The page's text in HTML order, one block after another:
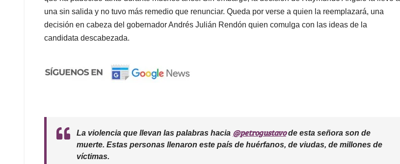
una sin salida y no tuvo más remedio que renunciar. Queda por verse a quien la reemplazará, una
decisión en cabeza del gobernador Andrés Julián Rendón quien comulga con las ideas de la
candidata descabezada.
La violencia que llevan las palabras hacia @petrogustavode esta señora son de
muerte. Estas personas llenaron este país de huérfanos, de viudas, de millones de
víctimas.